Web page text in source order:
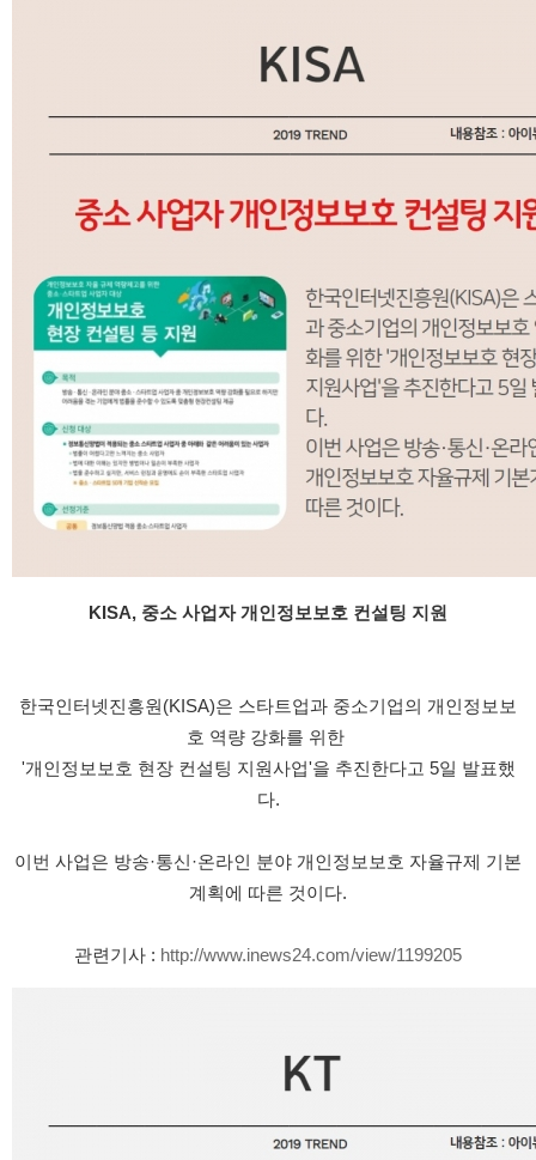
KISA, 중소 사업자 개인정보보호 컨설팅 지원
한국인터넷진흥원(KISA)은 스타트업과 중소기업의 개인정보보
호 역량 강화를 위한
'개인정보보호 현장 컨설팅 지원사업'을 추진한다고 5일 발표했
다.
이번 사업은 방송·통신·온라인 분야 개인정보보호 자율규제 기본
계획에 따른 것이다.
관련기사 : http://www.inews24.com/view/1199205